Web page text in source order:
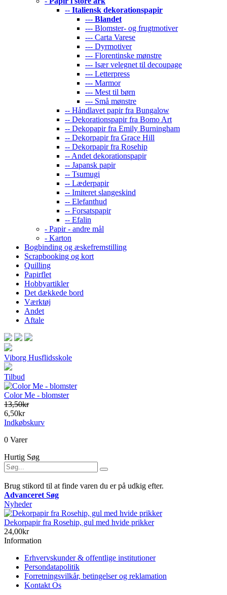
-- Italiensk dekorationspapir
--- Blandet
--- Blomster- og frugtmotiver
--- Carta Varese
--- Dyrmotiver
--- Florentinske mønstre
--- Især velegnet til decoupage
--- Letterpress
--- Marmor
--- Mest til børn
--- Små mønstre
-- Håndlavet papir fra Bungalow
-- Dekorationspapir fra Bomo Art
-- Dekopapir fra Emily Burningham
-- Dekorpapir fra Grace Hill
-- Dekorpapir fra Rosehip
-- Andet dekorationspapir
-- Japansk papir
-- Tsumugi
-- Læderpapir
-- Imiteret slangeskind
-- Elefanthud
-- Forsatspapir
-- Efalin
- Papir - andre mål
- Karton
Bogbinding og æskefremstilling
Scrapbooking og kort
Quilling
Papirflet
Hobbyartikler
Det dækkede bord
Værktøj
Andet
Aftale
Viborg Husflidsskole
Tilbud
Color Me - blomster
13,50kr
6,50kr
Indkøbskurv
0 Varer
Hurtig Søg
Brug stikord til at finde varen du er på udkig efter.
Advanceret Søg
Nyheder
Dekorpapir fra Rosehip, gul med hvide prikker
24,00kr
Information
Erhvervskunder & offentlige institutioner
Persondatapolitik
Forretningsvilkår, betingelser og reklamation
Kontakt Os